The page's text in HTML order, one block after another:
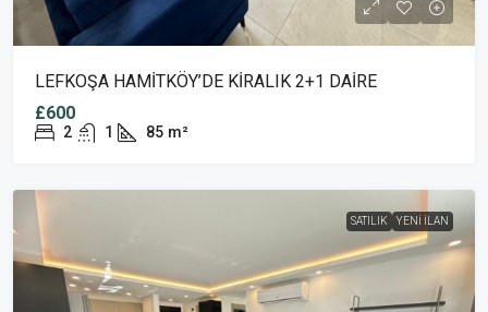
LEFKOŞA HAMİTKÖY’DE KİRALIK 2+1 DAİRE
£600
2 1 85 m²
SATILIK YENI İLAN